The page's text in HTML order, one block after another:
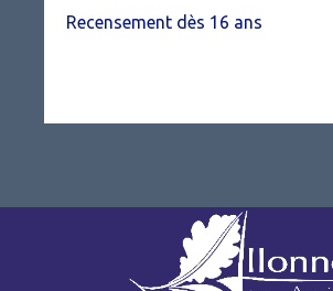
Recensement dès 16 ans